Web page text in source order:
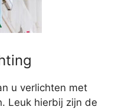
u verlichten met
Leuk hierbij zijn de